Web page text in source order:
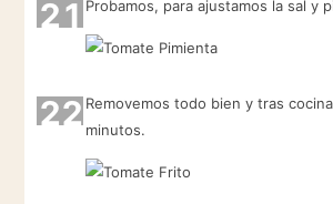
21 Probamos, para ajustamos la sal y
22 Removemos todo bien y tras
minutos.